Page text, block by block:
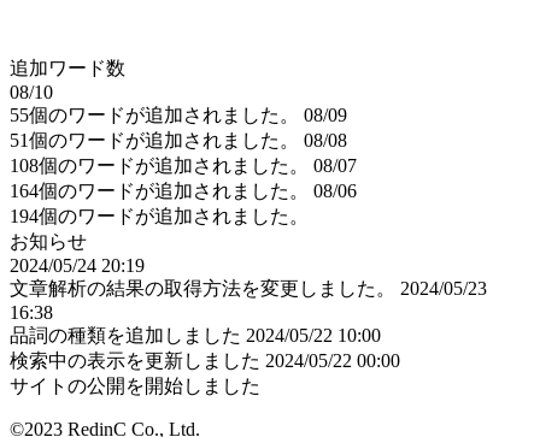
追加ワード数
08/10
55個のワードが追加されました。
08/09
51個のワードが追加されました。
08/08
108個のワードが追加されました。
08/07
164個のワードが追加されました。
08/06
194個のワードが追加されました。
お知らせ
2024/05/24 20:19
文章解析の結果の取得方法を変更しました。
2024/05/23
16:38
品詞の種類を追加しました 2024/05/22 10:00
検索中の表示を更新しました 2024/05/22 00:00
サイトの公開を開始しました
©2023 RedinC Co., Ltd.